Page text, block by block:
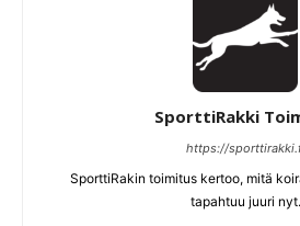
SporttiRakki
https://
SporttiRakin toimitus kertoo, mitä
tapahtuu juuri nyt.